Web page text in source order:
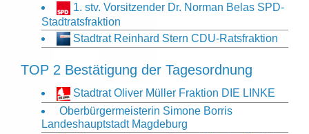
1. stv. Vorsitzender Dr. Norman Belas SPD-
Stadtratsfraktion
Stadtrat Reinhard Stern CDU-Ratsfraktion
TOP 2 Bestätigung der Tagesordnung
Stadtrat Oliver Müller Fraktion DIE LINKE
Oberbürgermeisterin Simone Borris
Landeshauptstadt Magdeburg